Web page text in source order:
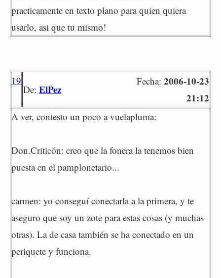
practicamente en texto plano para quien quiera
usarlo, asi que tu mismo!
19
De: ElPez
Fecha: 2006-10-23
21:12
A ver, contesto un poco a vuelapluma:
Don.Criticón: creo que la fonera la tenemos bien
puesta en el pamplonetario...
carmen: yo conseguí conectarla a la primera, y te
aseguro que soy un zote para estas cosas (y muchas
otras). La de casa también se ha conectado en un
periquete y funciona.